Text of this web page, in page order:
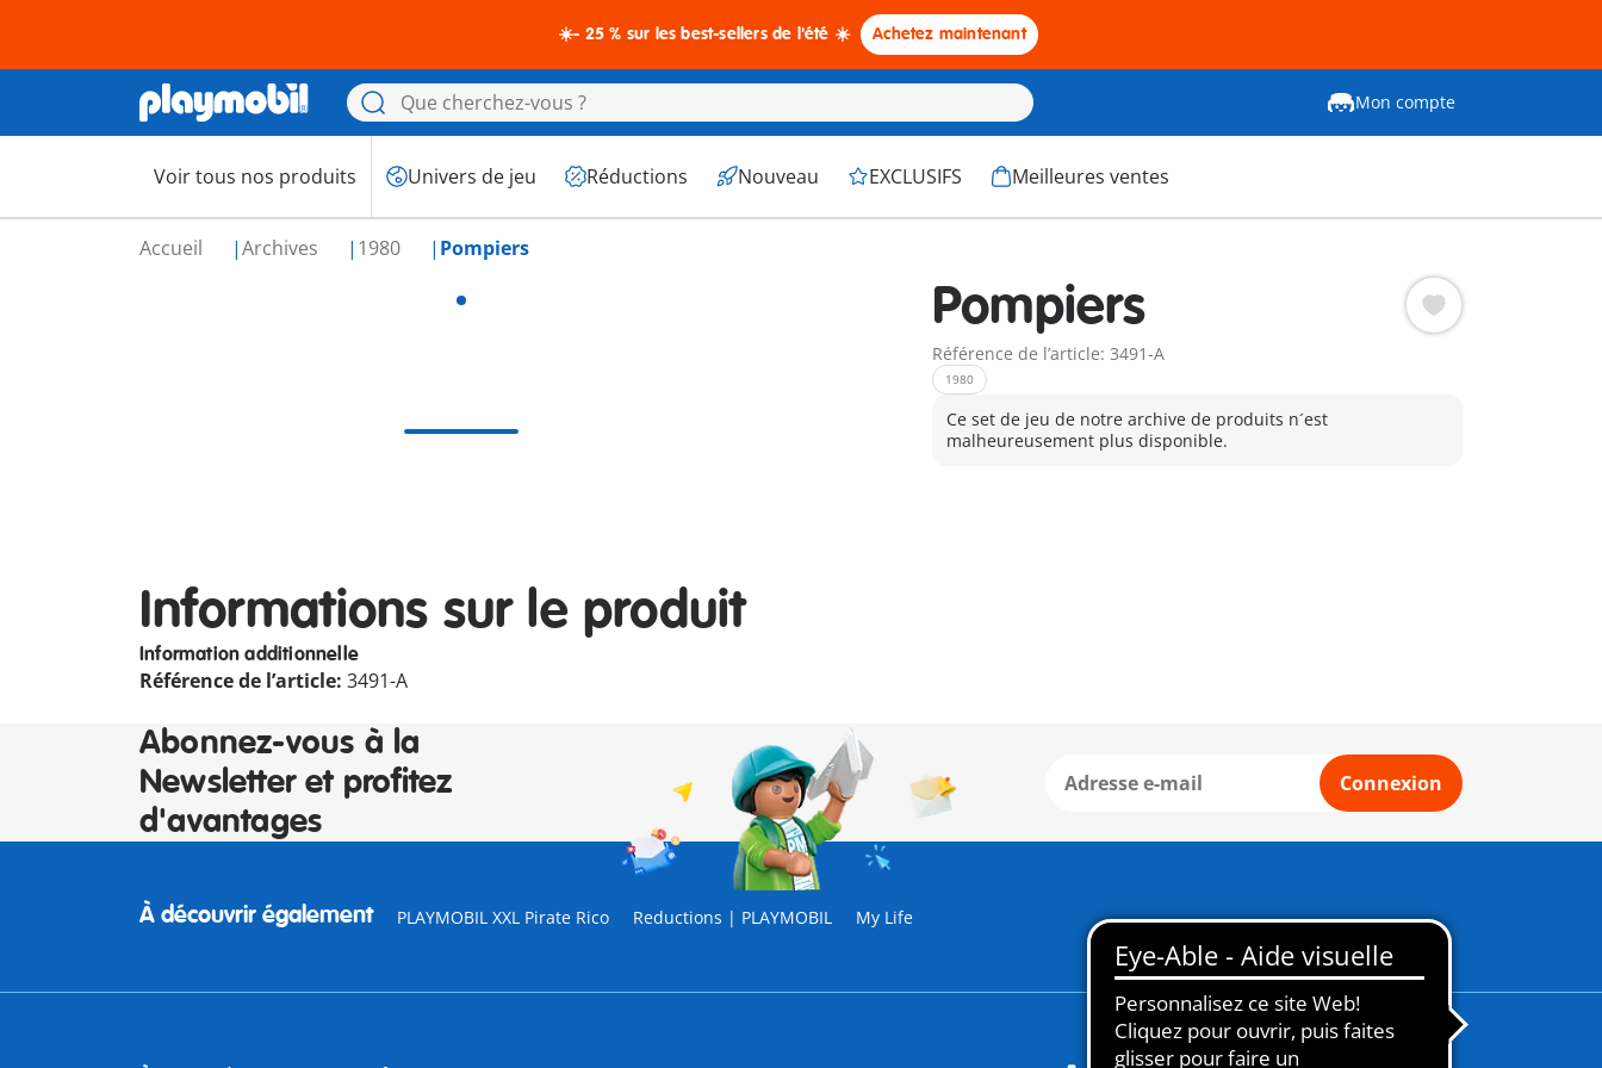
☀️- 25 % sur les best-sellers de l'été ☀️ Achetez maintenant
Mon compte
Voir tous nos produits Univers de jeu Réductions Nouveau EXCLUSIFS Meilleures ventes
Accueil Archives 1980 Pompiers
Pompiers
Référence de l’article: 3491-A
1980
Ce set de jeu de notre archive de produits n´est
malheureusement plus disponible.
Informations sur le produit
Information additionnelle
Référence de l’article: 3491-A
Abonnez-vous à la
Newsletter et profitez
d'avantages
Connexion
À découvrir également PLAYMOBIL XXL Pirate Rico Reductions | PLAYMOBIL My Life